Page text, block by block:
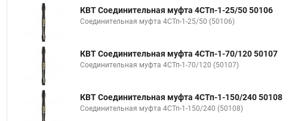
КВТ Соединительная муфта 4СТп-1-25/50 50106
Соединительная муфта 4СТп-1-25/50 (50106)
КВТ Соединительная муфта 4СТп-1-70/120 50107
Соединительная муфта 4СТп-1-70/120 (50107)
КВТ Соединительная муфта 4СТп-1-150/240 50108
Соединительная муфта 4СТп-1-150/240 (50108)